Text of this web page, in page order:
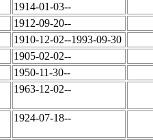
1914-01-03--
1912-09-20--
1910-12-02--1993-09-30
1905-02-02--
1950-11-30--
1963-12-02--
1924-07-18--